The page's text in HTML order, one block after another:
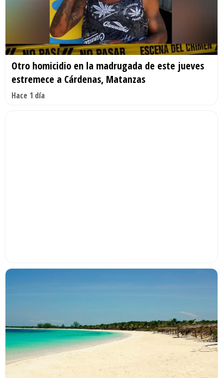
Otro homicidio en la madrugada de este jueves
estremece a Cárdenas, Matanzas
Hace 1 día